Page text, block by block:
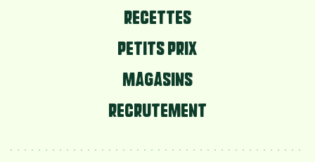
RECETTES
PETITS PRIX
MAGASINS
RECRUTEMENT